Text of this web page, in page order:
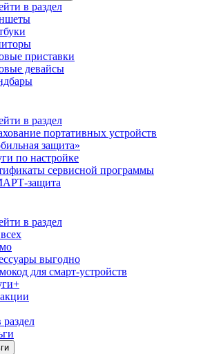
в раздел
приставки
девайсы
в раздел
портативных устройств
защита»
по настройке
сервисной программы
защита
в раздел
выгодно
для смарт-устройств